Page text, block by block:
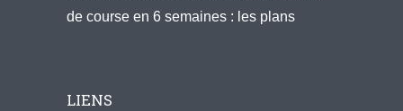
de course en 6 semaines : les plans
LIENS